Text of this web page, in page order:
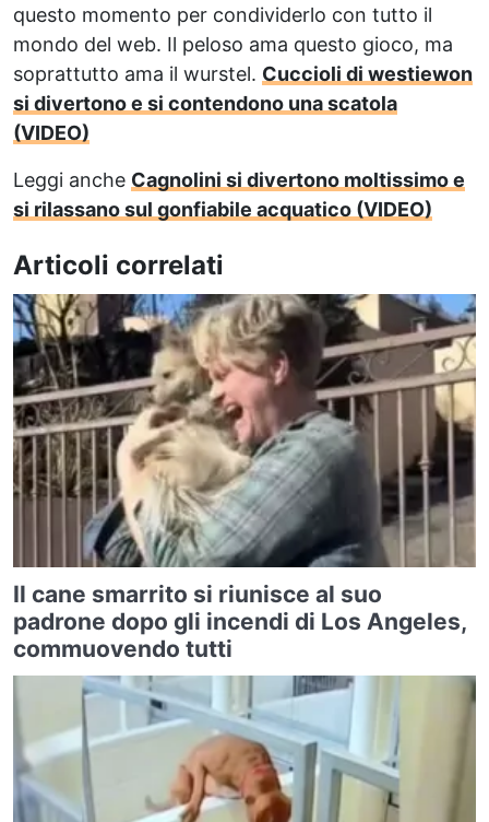
questo momento per condividerlo con tutto il
mondo del web. Il peloso ama questo gioco, ma
soprattutto ama il wurstel. Cuccioli di westiewon
si divertono e si contendono una scatola
(VIDEO)
Leggi anche Cagnolini si divertono moltissimo e
si rilassano sul gonfiabile acquatico (VIDEO)
Articoli correlati
Il cane smarrito si riunisce al suo
padrone dopo gli incendi di Los Angeles,
commuovendo tutti